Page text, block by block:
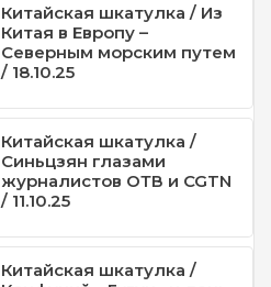
Китайская шкатулка / Из
Китая в Европу –
Северным морским путем
/ 18.10.25
Китайская шкатулка /
Синьцзян глазами
журналистов ОТВ и CGTN
/ 11.10.25
Китайская шкатулка /